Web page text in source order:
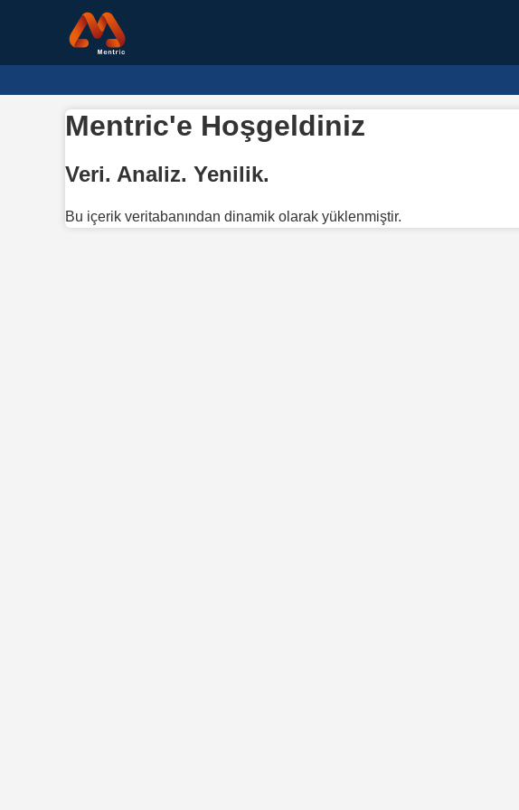
Mentric'e Hoşgeldiniz
Veri. Analiz. Yenilik.
Bu içerik veritabanından dinamik olarak yüklenmiştir.